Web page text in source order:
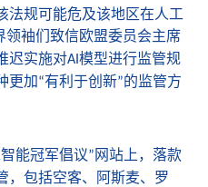
法规可能危及该地区在人工
领袖们致信欧盟委员会主席
迟实施对AI 模型进行监管规
更加“有利于创新”的监管方
能冠军倡议” 网站上，落款
，包括空客、阿斯麦、罗